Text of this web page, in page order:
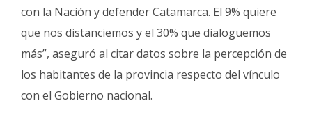
con la Nación y defender Catamarca. El 9% quiere
que nos distanciemos y el 30% que dialoguemos
más”, aseguró al citar datos sobre la percepción de
los habitantes de la provincia respecto del vínculo
con el Gobierno nacional.